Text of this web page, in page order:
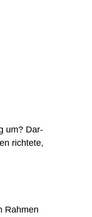
um? Dar­
rich­te­te,
Rah­men